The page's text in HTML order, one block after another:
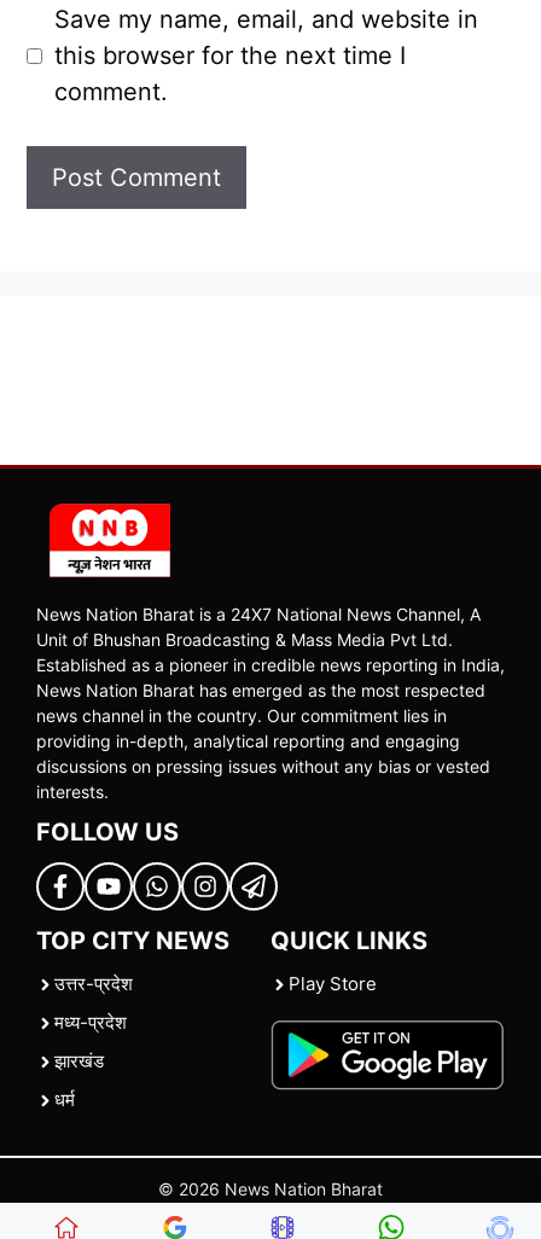
Save my name, email, and website in
this browser for the next time I
comment.
News Nation Bharat is a 24X7 National News Channel, A
Unit of Bhushan Broadcasting & Mass Media Pvt Ltd.
Established as a pioneer in credible news reporting in India,
News Nation Bharat has emerged as the most respected
news channel in the country. Our commitment lies in
providing in-depth, analytical reporting and engaging
discussions on pressing issues without any bias or vested
interests.
FOLLOW US
TOP CITY NEWS
उत्तर-प्रदेश
मध्य-प्रदेश
झारखंड
धर्म
QUICK LINKS
Play Store
© 2026 News Nation Bharat
| |Contact Us |Policies Terms and Conditions